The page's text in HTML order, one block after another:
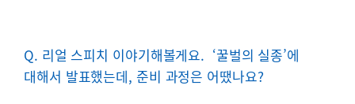
Q. 리얼 스피치 이야기해볼게요. ‘꿀벌의 실종’에
대해서 발표했는데, 준비 과정은 어땠나요?